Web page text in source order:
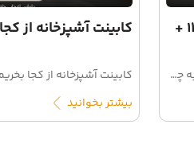
قیمت کابینت آشپزخانه در سال ۱۴۰۵ +
قیمت هر متر کابینت آشپزخانه در سال ۱۴۰۵ به چه عواملی بستگی دارد؟ راهنمای کامل قیمت‌گذاری کابینت به تفکیک جنس و متریال، همراه با استعلام رایگان از داماس
کابینت آشپزخانه از
بیشتر بخوانید